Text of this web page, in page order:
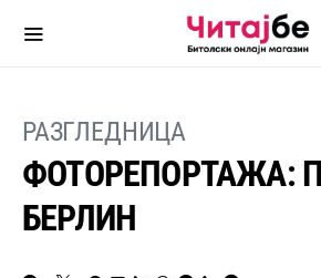
РАЗГЛЕДНИЦА
ФОТОРЕПОРТАЖА:
БЕРЛИН